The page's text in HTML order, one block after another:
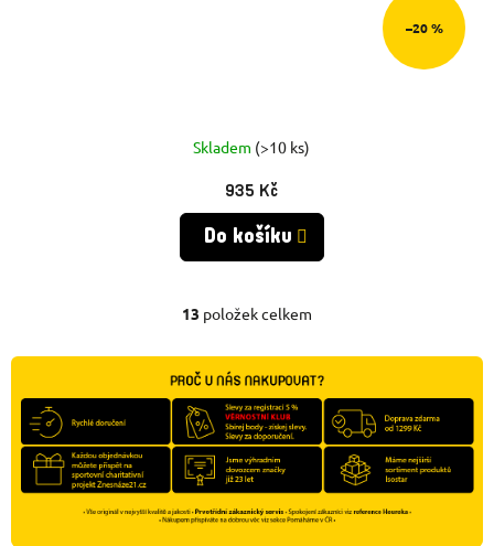
–20 %
Skladem (>10 ks)
935 Kč
Do košíku
O
V
L
Á
D
A
13 položek celkem